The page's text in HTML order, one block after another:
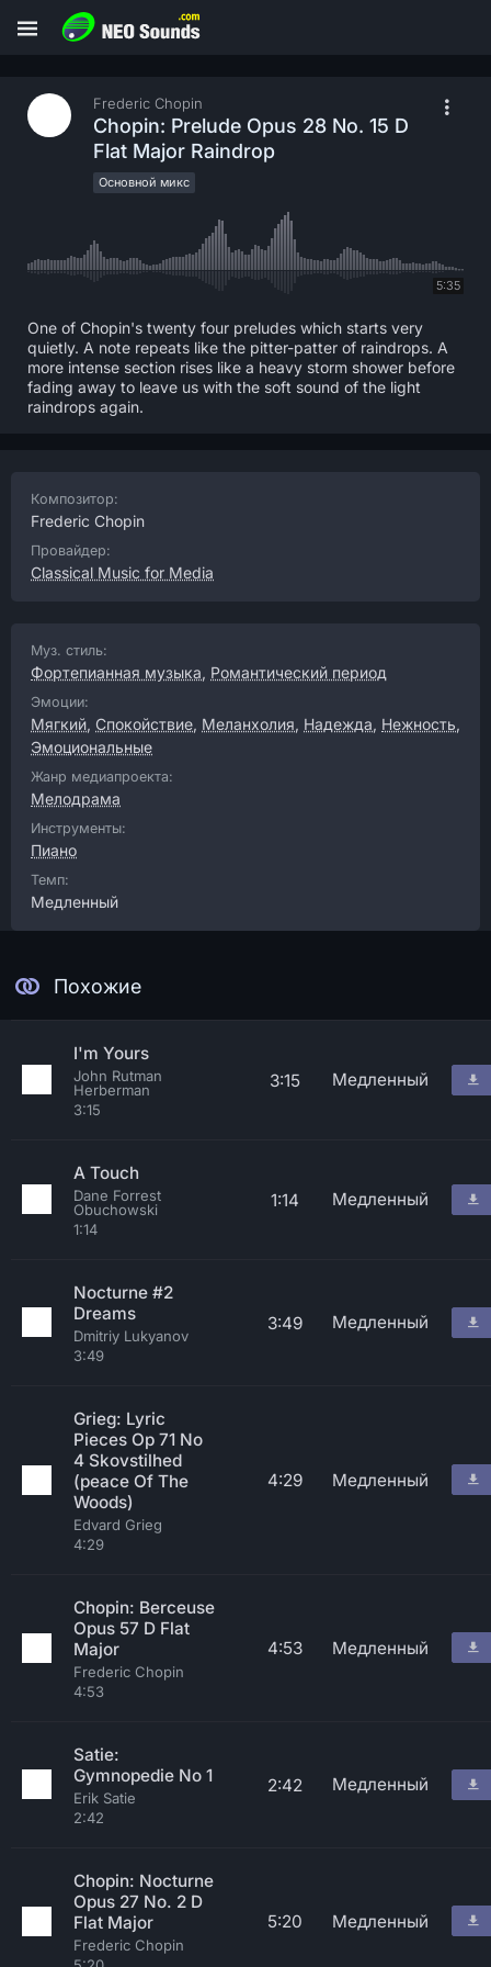
Frederic Chopin
Chopin: Prelude Opus 28 No. 15 D
Flat Major Raindrop
Основной микс
5:35
One of Chopin's twenty four preludes which starts very
quietly. A note repeats like the pitter-patter of raindrops. A
more intense section rises like a heavy storm shower before
fading away to leave us with the soft sound of the light
raindrops again.
Композитор:
Frederic Chopin
Провайдер:
Classical Music for Media
Муз. стиль:
Фортепианная музыка, Романтический период
Эмоции:
Мягкий, Спокойствие, Меланхолия, Надежда, Нежность,
Эмоциональные
Жанр медиапроекта:
Мелодрама
Инструменты:
Пиано
Темп:
Медленный
Похожие
I'm Yours
John Rutman
Herberman
3:15
3:15 Медленный
A Touch
Dane Forrest
Obuchowski
1:14
1:14 Медленный
Nocturne #2
Dreams
Dmitriy Lukyanov
3:49
3:49 Медленный
Grieg: Lyric
Pieces Op 71 No
4 Skovstilhed
(peace Of The
Woods)
Edvard Grieg
4:29
4:29 Медленный
Chopin: Berceuse
Opus 57 D Flat
Major
Frederic Chopin
4:53
4:53 Медленный
Satie:
Gymnopedie No 1
Erik Satie
2:42
2:42 Медленный
Chopin: Nocturne
Opus 27 No. 2 D
Flat Major
Frederic Chopin
5:20 Медленный